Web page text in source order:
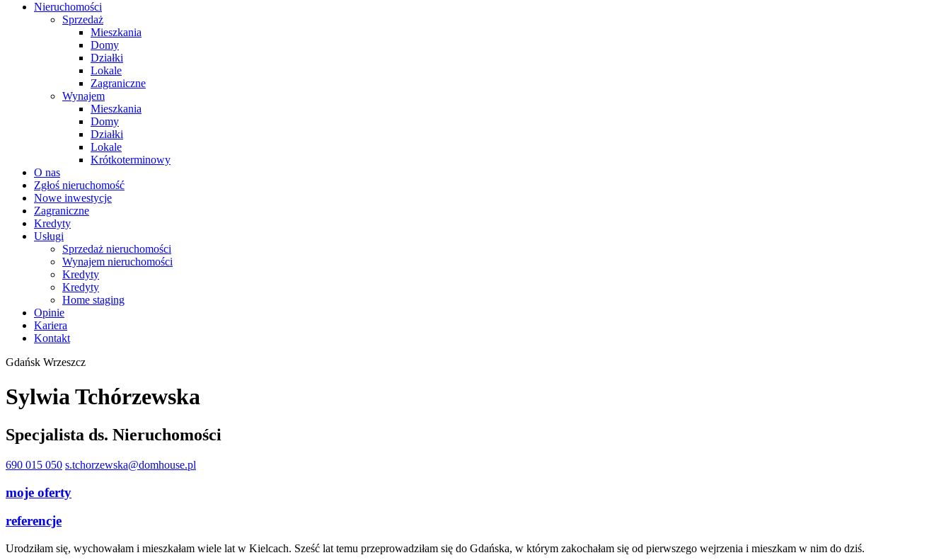
Nieruchomości
Sprzedaż
Mieszkania
Domy
Działki
Lokale
Zagraniczne
Wynajem
Mieszkania
Domy
Działki
Lokale
Krótkoterminowy
O nas
Zgłoś nieruchomość
Nowe inwestycje
Zagraniczne
Kredyty
Usługi
Sprzedaż nieruchomości
Wynajem nieruchomości
Kredyty
Kredyty
Home staging
Opinie
Kariera
Kontakt
Gdańsk Wrzeszcz
Sylwia Tchórzewska
Specjalista ds. Nieruchomości
690 015 050 s.tchorzewska@domhouse.pl
moje oferty
referencje
Urodziłam się, wychowałam i mieszkałam wiele lat w Kielcach. Sześć lat temu przeprowadziłam się do Gdańska, w którym zakochałam się od pierwszego wejrzenia i mieszkam w nim do dziś.